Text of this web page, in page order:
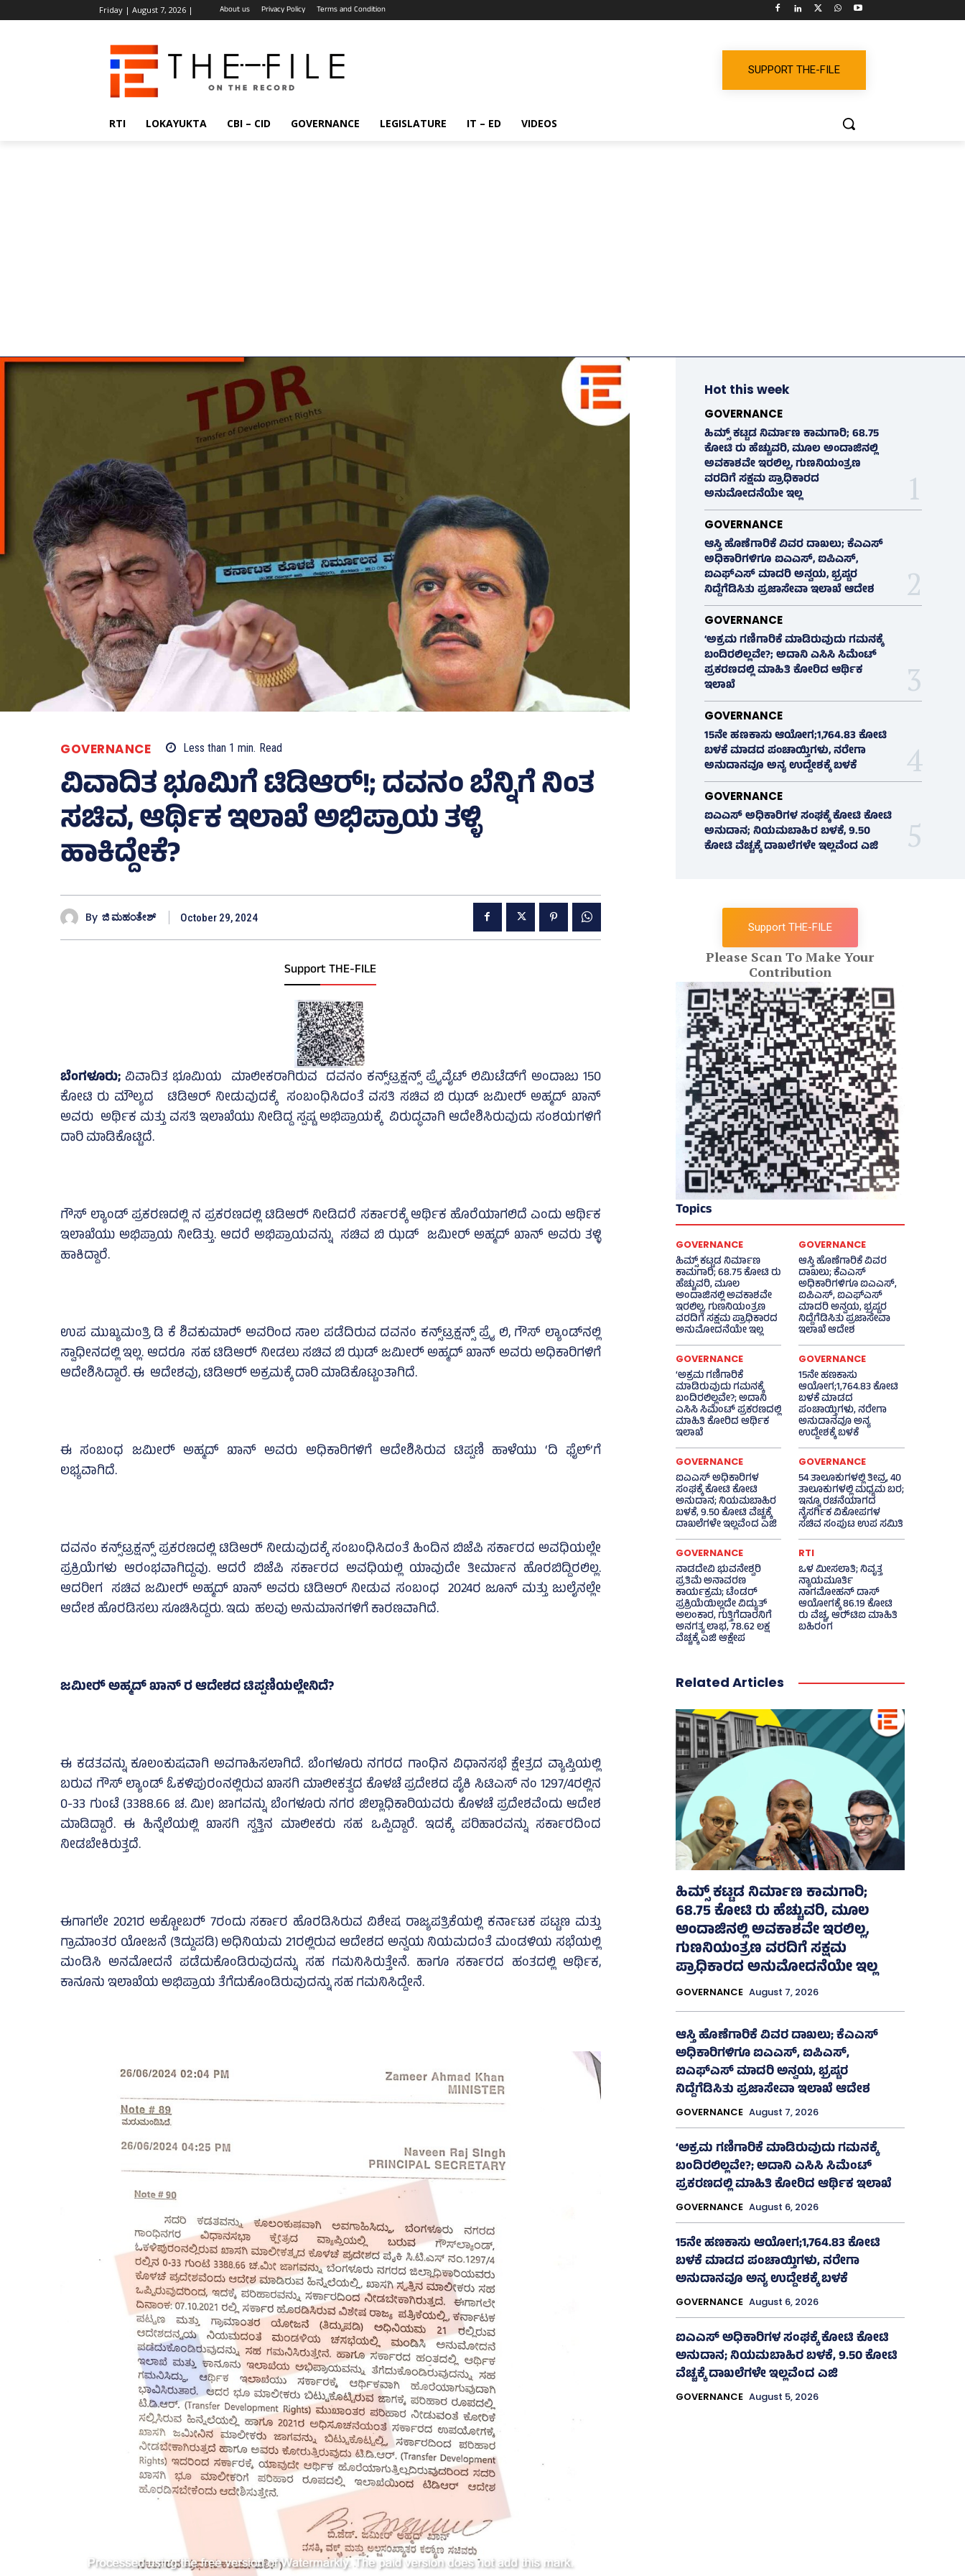
Friday | August 7, 2026 | About us Privacy Policy Terms and Condition
SUPPORT THE-FILE
RTI LOKAYUKTA CBI – CID GOVERNANCE LEGISLATURE IT – ED VIDEOS
GOVERNANCE Less than 1 min. Read
ವಿವಾದಿತ ಭೂಮಿಗೆ ಟಿಡಿಆರ್!; ದವನಂ ಬೆನ್ನಿಗೆ ನಿಂತ
ಸಚಿವ, ಆರ್ಥಿಕ ಇಲಾಖೆ ಅಭಿಪ್ರಾಯ ತಳ್ಳಿ
ಹಾಕಿದ್ದೇಕೆ?
By ಜಿ ಮಹಂತೇಶ್ October 29, 2024
Support THE-FILE
ಬೆಂಗಳೂರು; ವಿವಾದಿತ ಭೂಮಿಯ ಮಾಲೀಕರಾಗಿರುವ ದವನಂ ಕನ್ಸ್‌ಟ್ರಕ್ಷನ್ಸ್‌ ಪ್ರೈವೈಟ್‌ ಲಿಮಿಟೆಡ್‌ಗೆ ಅಂದಾಜು 150
ಕೋಟಿ ರು ಮೌಲ್ಯದ ಟಿಡಿಆರ್‌ ನೀಡುವುದಕ್ಕೆ ಸಂಬಂಧಿಸಿದಂತೆ ವಸತಿ ಸಚಿವ ಬಿ ಝಡ್‌ ಜಮೀರ್‍‌ ಅಹ್ಮದ್‌ ಖಾನ್‌
ಅವರು ಅರ್ಥಿಕ ಮತ್ತು ವಸತಿ ಇಲಾಖೆಯು ನೀಡಿದ್ದ ಸ್ಪಷ್ಟ ಅಭಿಪ್ರಾಯಕ್ಕೆ ವಿರುದ್ಧವಾಗಿ ಆದೇಶಿಸಿರುವುದು ಸಂಶಯಗಳಿಗೆ
ದಾರಿ ಮಾಡಿಕೊಟ್ಟಿದೆ.
ಗೌಸ್‌ ಲ್ಯಾಂಡ್‌ ಪ್ರಕರಣದಲ್ಲಿ ನ ಪ್ರಕರಣದಲ್ಲಿ ಟಿಡಿಆರ್‍‌ ನೀಡಿದರೆ ಸರ್ಕಾರಕ್ಕೆ ಆರ್ಥಿಕ ಹೊರೆಯಾಗಲಿದೆ ಎಂದು ಆರ್ಥಿಕ
ಇಲಾಖೆಯು ಅಭಿಪ್ರಾಯ ನೀಡಿತ್ತು. ಆದರೆ ಅಭಿಪ್ರಾಯವನ್ನು ಸಚಿವ ಬಿ ಝಡ್‌ ಜಮೀರ್‌ ಅಹ್ಮದ್‌ ಖಾನ್‌ ಅವರು ತಳ್ಳಿ
ಹಾಕಿದ್ದಾರೆ.
ಉಪ ಮುಖ್ಯಮಂತ್ರಿ ಡಿ ಕೆ ಶಿವಕುಮಾರ್‍‌ ಅವರಿಂದ ಸಾಲ ಪಡೆದಿರುವ ದವನಂ ಕನ್ಸ್‌ಟ್ರಕ್ಷನ್ಸ್‌ ಪ್ರೈ ಲಿ, ಗೌಸ್‌ ಲ್ಯಾಂಡ್‌ನಲ್ಲಿ
ಸ್ವಾಧೀನದಲ್ಲಿ ಇಲ್ಲ. ಆದರೂ ಸಹ ಟಿಡಿಆರ್‍‌ ನೀಡಲು ಸಚಿವ ಬಿ ಝಡ್‌ ಜಮೀರ್‍‌ ಅಹ್ಮದ್‌ ಖಾನ್‌ ಅವರು ಅಧಿಕಾರಿಗಳಿಗೆ
ಆದೇಶಿಸಿದ್ದಾರೆ. ಈ ಆದೇಶವು, ಟಿಡಿಆರ್‍‌ ಅಕ್ರಮಕ್ಕೆ ದಾರಿ ಮಾಡಿಕೊಟ್ಟಂತಾಗಿದೆ.
ಈ ಸಂಬಂಧ ಜಮೀರ್‍‌ ಅಹ್ಮದ್‌ ಖಾನ್‌ ಅವರು ಅಧಿಕಾರಿಗಳಿಗೆ ಆದೇಶಿಸಿರುವ ಟಿಪ್ಪಣಿ ಹಾಳೆಯು ‘ದಿ ಫೈಲ್‌’ಗೆ
ಲಭ್ಯವಾಗಿದೆ.
ದವನಂ ಕನ್ಸ್‌ಟ್ರಕ್ಷನ್ಸ್‌ ಪ್ರಕರಣದಲ್ಲಿ ಟಿಡಿಆರ್‍‌ ನೀಡುವುದಕ್ಕೆ ಸಂಬಂಧಿಸಿದಂತೆ ಹಿಂದಿನ ಬಿಜೆಪಿ ಸರ್ಕಾರದ ಅವಧಿಯಲ್ಲೇ
ಪ್ರಕ್ರಿಯೆಗಳು ಆರಂಭವಾಗಿದ್ದವು. ಆದರೆ ಬಿಜೆಪಿ ಸರ್ಕಾರದ ಅವಧಿಯಲ್ಲಿ ಯಾವುದೇ ತೀರ್ಮಾನ ಹೊರಬಿದ್ದಿರಲಿಲ್ಲ.
ಆದರೀಗ ಸಚಿವ ಜಮೀರ್‍‌ ಅಹ್ಮದ್‌ ಖಾನ್‌ ಅವರು ಟಿಡಿಆರ್‌ ನೀಡುವ ಸಂಬಂಧ 2024ರ ಜೂನ್‌ ಮತ್ತು ಜುಲೈನಲ್ಲೇ
ಆದೇಶ ಹೊರಡಿಸಲು ಸೂಚಿಸಿದ್ದರು. ಇದು ಹಲವು ಅನುಮಾನಗಳಿಗೆ ಕಾರಣವಾಗಿದೆ.
ಜಮೀರ್‍‌ ಅಹ್ಮದ್‌ ಖಾನ್‌ ರ ಆದೇಶದ ಟಿಪ್ಪಣಿಯಲ್ಲೇನಿದೆ?
ಈ ಕಡತವನ್ನು ಕೂಲಂಕುಷವಾಗಿ ಅವಗಾಹಿಸಲಾಗಿದೆ. ಬೆಂಗಳೂರು ನಗರದ ಗಾಂಧಿನ ವಿಧಾನಸಭೆ ಕ್ಷೇತ್ರದ ವ್ಯಾಪ್ತಿಯಲ್ಲಿ
ಬರುವ ಗೌಸ್‌ ಲ್ಯಾಂಡ್‌ ಓಕಳಿಪುರಂನಲ್ಲಿರುವ ಖಾಸಗಿ ಮಾಲೀಕತ್ವದ ಕೊಳಚೆ ಪ್ರದೇಶದ ಪೈಕಿ ಸಿಟಿಎಸ್‌ ನಂ 1297/4ರಲ್ಲಿನ
0-33 ಗುಂಟೆ (3388.66 ಚ. ಮೀ) ಜಾಗವನ್ನು ಬೆಂಗಳೂರು ನಗರ ಜಿಲ್ಲಾಧಿಕಾರಿಯವರು ಕೊಳಚೆ ಪ್ರದೇಶವೆಂದು ಆದೇಶ
ಮಾಡಿದ್ದಾರೆ. ಈ ಹಿನ್ನೆಲೆಯಲ್ಲಿ ಖಾಸಗಿ ಸ್ವತ್ತಿನ ಮಾಲೀಕರು ಸಹ ಒಪ್ಪಿದ್ದಾರೆ. ಇದಕ್ಕೆ ಪರಿಹಾರವನ್ನು ಸರ್ಕಾರದಿಂದ
ನೀಡಬೇಕಿರುತ್ತದೆ.
ಈಗಾಗಲೇ 2021ರ ಅಕ್ಟೋಬರ್‍‌ 7ರಂದು ಸರ್ಕಾರ ಹೊರಡಿಸಿರುವ ವಿಶೇಷ ರಾಜ್ಯಪತ್ರಿಕೆಯಲ್ಲಿ ಕರ್ನಾಟಕ ಪಟ್ಟಣ ಮತ್ತು
ಗ್ರಾಮಾಂತರ ಯೋಜನೆ (ತಿದ್ದುಪಡಿ) ಅಧಿನಿಯಮ 21ರಲ್ಲಿರುವ ಆದೇಶದ ಅನ್ವಯ ನಿಯಮದಂತೆ ಮಂಡಳಿಯ ಸಭೆಯಲ್ಲಿ
ಮಂಡಿಸಿ ಅನಮೋದನೆ ಪಡೆದುಕೊಂಡಿರುವುದನ್ನು ಸಹ ಗಮನಿಸಿರುತ್ತೇನೆ. ಹಾಗೂ ಸರ್ಕಾರದ ಹಂತದಲ್ಲಿ ಆರ್ಥಿಕ,
ಕಾನೂನು ಇಲಾಖೆಯ ಅಭಿಪ್ರಾಯ ತೆಗೆದುಕೊಂಡಿರುವುದನ್ನು ಸಹ ಗಮನಿಸಿದ್ದೇನೆ.
Hot this week
GOVERNANCE
ಹಿಮ್ಸ್‌ ಕಟ್ಟಡ ನಿರ್ಮಾಣ ಕಾಮಗಾರಿ; 68.75
ಕೋಟಿ ರು ಹೆಚ್ಚುವರಿ, ಮೂಲ ಅಂದಾಜಿನಲ್ಲಿ
ಅವಕಾಶವೇ ಇರಲಿಲ್ಲ, ಗುಣನಿಯಂತ್ರಣ
ವರದಿಗೆ ಸಕ್ಷಮ ಪ್ರಾಧಿಕಾರದ
ಅನುಮೋದನೆಯೇ ಇಲ್ಲ
GOVERNANCE
ಆಸ್ತಿ ಹೊಣೆಗಾರಿಕೆ ವಿವರ ದಾಖಲು; ಕೆಎಎಸ್
ಅಧಿಕಾರಿಗಳಿಗೂ ಐಎಎಸ್‌, ಐಪಿಎಸ್‌,
ಐಎಫ್‌ಎಸ್‌ ಮಾದರಿ ಅನ್ವಯ, ಭ್ರಷ್ಟರ
ನಿದ್ದೆಗೆಡಿಸಿತು ಪ್ರಜಾಸೇವಾ ಇಲಾಖೆ ಆದೇಶ
GOVERNANCE
‘ಅಕ್ರಮ ಗಣಿಗಾರಿಕೆ ಮಾಡಿರುವುದು ಗಮನಕ್ಕೆ
ಬಂದಿರಲಿಲ್ಲವೇ?; ಅದಾನಿ ಎಸಿಸಿ ಸಿಮೆಂಟ್
ಪ್ರಕರಣದಲ್ಲಿ ಮಾಹಿತಿ ಕೋರಿದ ಆರ್ಥಿಕ
ಇಲಾಖೆ
GOVERNANCE
15ನೇ ಹಣಕಾಸು ಆಯೋಗ;1,764.83 ಕೋಟಿ
ಬಳಕೆ ಮಾಡದ ಪಂಚಾಯ್ತಿಗಳು, ನರೇಗಾ
ಅನುದಾನವೂ ಅನ್ಯ ಉದ್ದೇಶಕ್ಕೆ ಬಳಕೆ
GOVERNANCE
ಐಎಎಸ್‌ ಅಧಿಕಾರಿಗಳ ಸಂಘಕ್ಕೆ ಕೋಟಿ ಕೋಟಿ
ಅನುದಾನ; ನಿಯಮಬಾಹಿರ ಬಳಕೆ, 9.50
ಕೋಟಿ ವೆಚ್ಚಕ್ಕೆ ದಾಖಲೆಗಳೇ ಇಲ್ಲವೆಂದ ಎಜಿ
Support THE-FILE
Please Scan To Make Your
Contribution
Topics
GOVERNANCE
ಹಿಮ್ಸ್‌ ಕಟ್ಟಡ ನಿರ್ಮಾಣ
ಕಾಮಗಾರಿ; 68.75 ಕೋಟಿ ರು
ಹೆಚ್ಚುವರಿ, ಮೂಲ
ಅಂದಾಜಿನಲ್ಲಿ ಅವಕಾಶವೇ
ಇರಲಿಲ್ಲ, ಗುಣನಿಯಂತ್ರಣ
ವರದಿಗೆ ಸಕ್ಷಮ ಪ್ರಾಧಿಕಾರದ
ಅನುಮೋದನೆಯೇ ಇಲ್ಲ
GOVERNANCE
ಆಸ್ತಿ ಹೊಣೆಗಾರಿಕೆ ವಿವರ
ದಾಖಲು; ಕೆಎಎಸ್
ಅಧಿಕಾರಿಗಳಿಗೂ ಐಎಎಸ್‌,
ಐಪಿಎಸ್‌, ಐಎಫ್‌ಎಸ್‌
ಮಾದರಿ ಅನ್ವಯ, ಭ್ರಷ್ಟರ
ನಿದ್ದೆಗೆಡಿಸಿತು ಪ್ರಜಾಸೇವಾ
ಇಲಾಖೆ ಆದೇಶ
GOVERNANCE
‘ಅಕ್ರಮ ಗಣಿಗಾರಿಕೆ
ಮಾಡಿರುವುದು ಗಮನಕ್ಕೆ
ಬಂದಿರಲಿಲ್ಲವೇ?; ಅದಾನಿ
ಎಸಿಸಿ ಸಿಮೆಂಟ್ ಪ್ರಕರಣದಲ್ಲಿ
ಮಾಹಿತಿ ಕೋರಿದ ಆರ್ಥಿಕ
ಇಲಾಖೆ
GOVERNANCE
15ನೇ ಹಣಕಾಸು
ಆಯೋಗ;1,764.83 ಕೋಟಿ
ಬಳಕೆ ಮಾಡದ
ಪಂಚಾಯ್ತಿಗಳು, ನರೇಗಾ
ಅನುದಾನವೂ ಅನ್ಯ
ಉದ್ದೇಶಕ್ಕೆ ಬಳಕೆ
GOVERNANCE
ಐಎಎಸ್‌ ಅಧಿಕಾರಿಗಳ
ಸಂಘಕ್ಕೆ ಕೋಟಿ ಕೋಟಿ
ಅನುದಾನ; ನಿಯಮಬಾಹಿರ
ಬಳಕೆ, 9.50 ಕೋಟಿ ವೆಚ್ಚಕ್ಕೆ
ದಾಖಲೆಗಳೇ ಇಲ್ಲವೆಂದ ಎಜಿ
GOVERNANCE
54 ತಾಲೂಕುಗಳಲ್ಲಿ ತೀವ್ರ, 40
ತಾಲೂಕುಗಳಲ್ಲಿ ಮಧ್ಯಮ ಬರ;
ಇನ್ನೂ ರಚನೆಯಾಗದ
ನೈಸರ್ಗಿಕ ವಿಕೋಪಗಳ
ಸಚಿವ ಸಂಪುಟ ಉಪ ಸಮಿತಿ
GOVERNANCE
ನಾಡದೇವಿ ಭುವನೇಶ್ವರಿ
ಪ್ರತಿಮೆ ಅನಾವರಣ
ಕಾರ್ಯಕ್ರಮ; ಟೆಂಡರ್
ಪ್ರಕ್ರಿಯೆಯಿಲ್ಲದೇ ವಿದ್ಯುತ್‌
ಅಲಂಕಾರ, ಗುತ್ತಿಗೆದಾರನಿಗೆ
ಅನಗತ್ಯ ಲಾಭ, 78.62 ಲಕ್ಷ
ವೆಚ್ಚಕ್ಕೆ ಎಜಿ ಆಕ್ಷೇಪ
RTI
ಒಳ ಮೀಸಲಾತಿ; ನಿವೃತ್ತ
ನ್ಯಾಯಮೂರ್ತಿ
ನಾಗಮೋಹನ್ ದಾಸ್
ಆಯೋಗಕ್ಕೆ 86.19 ಕೋಟಿ
ರು ವೆಚ್ಚ, ಆರ್‍‌ಟಿಐ ಮಾಹಿತಿ
ಬಹಿರಂಗ
Related Articles
ಹಿಮ್ಸ್‌ ಕಟ್ಟಡ ನಿರ್ಮಾಣ ಕಾಮಗಾರಿ;
68.75 ಕೋಟಿ ರು ಹೆಚ್ಚುವರಿ, ಮೂಲ
ಅಂದಾಜಿನಲ್ಲಿ ಅವಕಾಶವೇ ಇರಲಿಲ್ಲ,
ಗುಣನಿಯಂತ್ರಣ ವರದಿಗೆ ಸಕ್ಷಮ
ಪ್ರಾಧಿಕಾರದ ಅನುಮೋದನೆಯೇ ಇಲ್ಲ
GOVERNANCE August 7, 2026
ಆಸ್ತಿ ಹೊಣೆಗಾರಿಕೆ ವಿವರ ದಾಖಲು; ಕೆಎಎಸ್
ಅಧಿಕಾರಿಗಳಿಗೂ ಐಎಎಸ್‌, ಐಪಿಎಸ್‌,
ಐಎಫ್‌ಎಸ್‌ ಮಾದರಿ ಅನ್ವಯ, ಭ್ರಷ್ಟರ
ನಿದ್ದೆಗೆಡಿಸಿತು ಪ್ರಜಾಸೇವಾ ಇಲಾಖೆ ಆದೇಶ
GOVERNANCE August 7, 2026
‘ಅಕ್ರಮ ಗಣಿಗಾರಿಕೆ ಮಾಡಿರುವುದು ಗಮನಕ್ಕೆ
ಬಂದಿರಲಿಲ್ಲವೇ?; ಅದಾನಿ ಎಸಿಸಿ ಸಿಮೆಂಟ್
ಪ್ರಕರಣದಲ್ಲಿ ಮಾಹಿತಿ ಕೋರಿದ ಆರ್ಥಿಕ ಇಲಾಖೆ
GOVERNANCE August 6, 2026
15ನೇ ಹಣಕಾಸು ಆಯೋಗ;1,764.83 ಕೋಟಿ
ಬಳಕೆ ಮಾಡದ ಪಂಚಾಯ್ತಿಗಳು, ನರೇಗಾ
ಅನುದಾನವೂ ಅನ್ಯ ಉದ್ದೇಶಕ್ಕೆ ಬಳಕೆ
GOVERNANCE August 6, 2026
ಐಎಎಸ್‌ ಅಧಿಕಾರಿಗಳ ಸಂಘಕ್ಕೆ ಕೋಟಿ ಕೋಟಿ
ಅನುದಾನ; ನಿಯಮಬಾಹಿರ ಬಳಕೆ, 9.50 ಕೋಟಿ
ವೆಚ್ಚಕ್ಕೆ ದಾಖಲೆಗಳೇ ಇಲ್ಲವೆಂದ ಎಜಿ
GOVERNANCE August 5, 2026